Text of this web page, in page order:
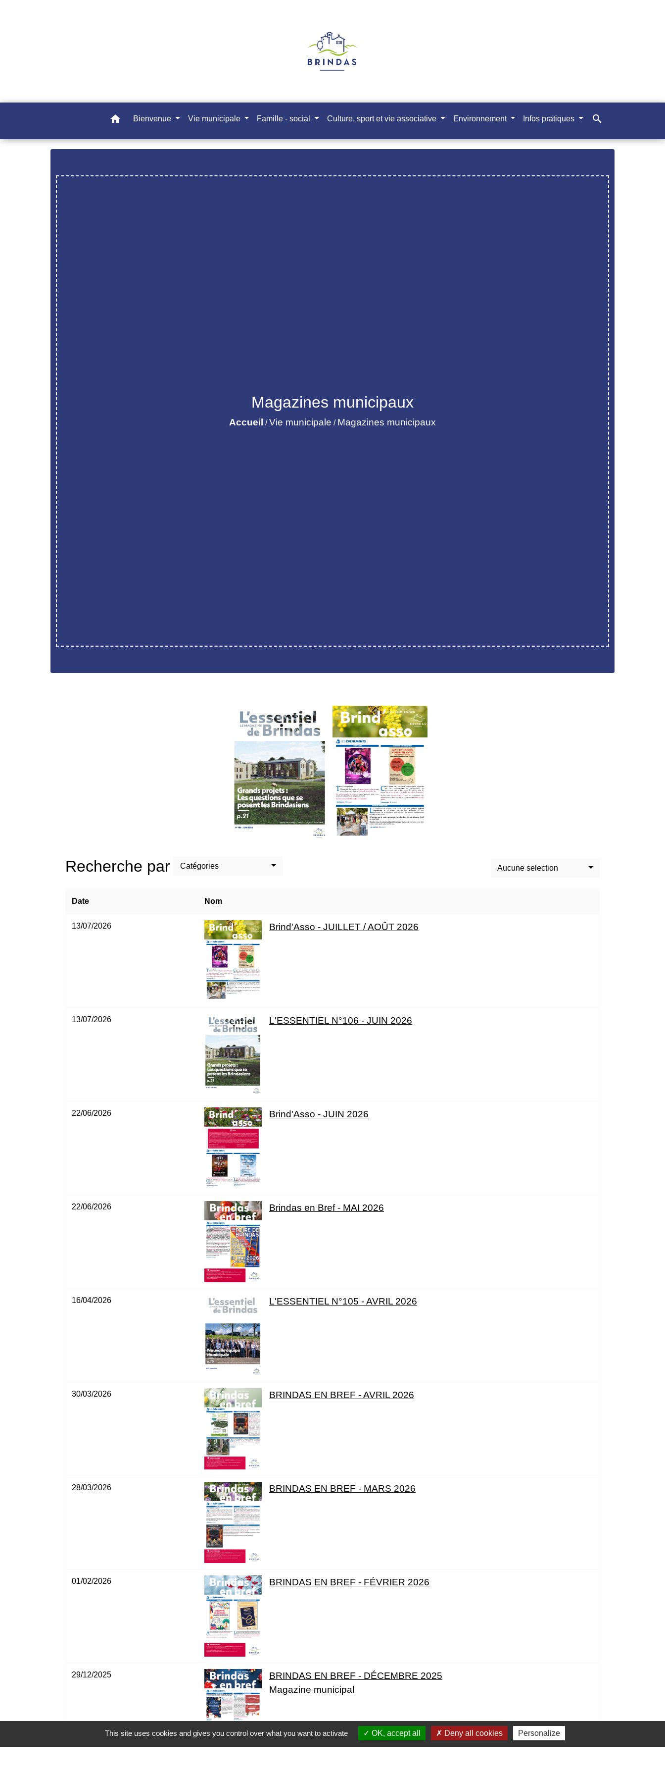
home Bienvenue Vie municipale Famille - social Culture, sport et vie associative Environnement Infos pratiques search
Magazines municipaux
Accueil /Vie municipale / Magazines municipaux
Recherche par Catégories Aucune selection
Date Nom
13/07/2026 Brind'Asso - JUILLET / AOÛT 2026
13/07/2026 L'ESSENTIEL N°106 - JUIN 2026
22/06/2026 Brind'Asso - JUIN 2026
22/06/2026 Brindas en Bref - MAI 2026
16/04/2026 L'ESSENTIEL N°105 - AVRIL 2026
30/03/2026 BRINDAS EN BREF - AVRIL 2026
28/03/2026 BRINDAS EN BREF - MARS 2026
01/02/2026 BRINDAS EN BREF - FÉVRIER 2026
29/12/2025
BRINDAS EN BREF - DÉCEMBRE 2025
Magazine municipal
This site uses cookies and gives you control over what you want to activate OK, accept all Deny all cookies Personalize